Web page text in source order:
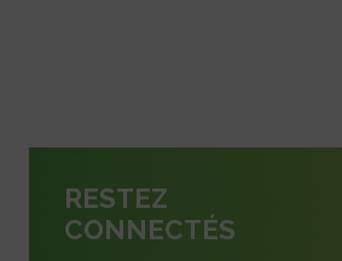
RESTEZ
CONNECTÉS